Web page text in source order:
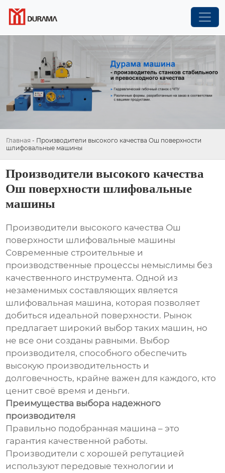
Главная - Производители высокого качества Ош поверхности
шлифовальные машины
Производители высокого качества
Ош поверхности шлифовальные
машины
Производители высокого качества Ош
поверхности шлифовальные машины
Современные строительные и
производственные процессы немыслимы без
качественного инструмента. Одной из
незаменимых составляющих является
шлифовальная машина, которая позволяет
добиться идеальной поверхности. Рынок
предлагает широкий выбор таких машин, но
не все они созданы равными. Выбор
производителя, способного обеспечить
высокую производительность и
долговечность, крайне важен для каждого, кто
ценит своё время и деньги.
Преимущества выбора надежного
производителя
Правильно подобранная машина – это
гарантия качественной работы.
Производители с хорошей репутацией
используют передовые технологии и